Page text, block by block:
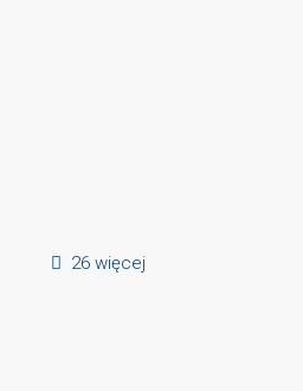
26 więcej